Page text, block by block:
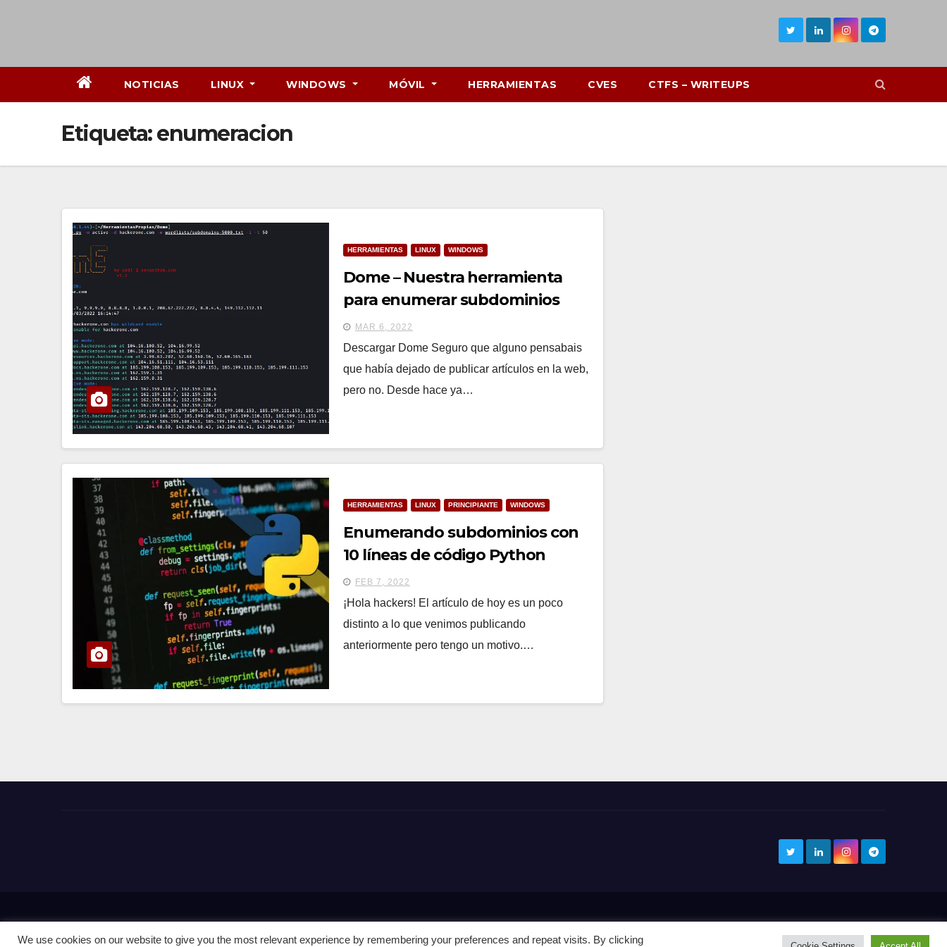
NOTICIAS LINUX WINDOWS MÓVIL HERRAMIENTAS CVES CTFS – WRITEUPS
Etiqueta:enumeracion
HERRAMIENTAS LINUX WINDOWS
Dome – Nuestra herramienta
para enumerar subdominios
MAR 6, 2022
Descargar Dome Seguro que alguno pensabais
que había dejado de publicar artículos en la web,
pero no. Desde hace ya…
HERRAMIENTAS LINUX PRINCIPIANTE WINDOWS
Enumerando subdominios con
10 líneas de código Python
FEB 7, 2022
¡Hola hackers! El artículo de hoy es un poco
distinto a lo que venimos publicando
anteriormente pero tengo un motivo.…
We use cookies on our website to give you the most relevant experience by remembering your preferences and repeat visits. By clicking